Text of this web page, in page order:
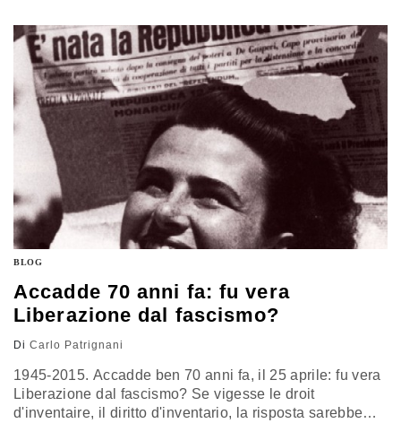
governo di unità unità nazionale con il Maresciallo
fascista Pietro Badoglio: seguirono poi…
BLOG
Accadde 70 anni fa: fu vera
Liberazione dal fascismo?
Di Carlo Patrignani
1945-2015. Accadde ben 70 anni fa, il 25 aprile: fu vera
Liberazione dal fascismo? Se vigesse le droit
d'inventaire, il diritto d'inventario, la risposta sarebbe